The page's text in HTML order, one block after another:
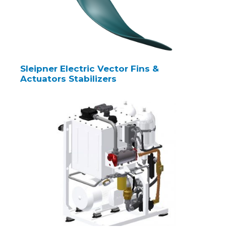
Sleipner Electric Vector Fins &
Actuators Stabilizers